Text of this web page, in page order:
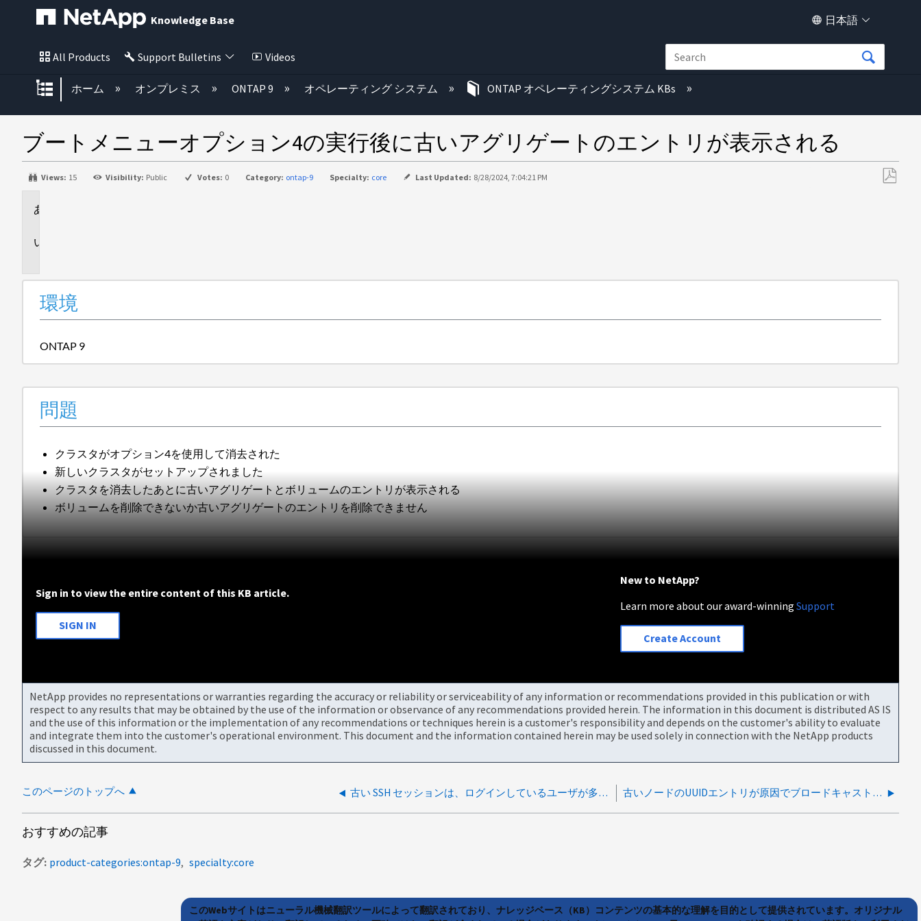
Knowledge Base 日本語
All Products Support Bulletins Videos
グローバル階層を展開/折りたたむ
ホーム オンプレミス ONTAP 9 オペレーティング システム ONTAP オペレーティングシステム KBs
ブートメニューオプション4の実行後に古いアグリゲートのエントリが表示される
Views: 15 Visibility: Public Votes: 0 Category: ontap-9 Specialty: core Last Updated: 8/28/2024, 7:04:21 PM
環境
ONTAP 9
問題
クラスタがオプション4を使用して消去された
新しいクラスタがセットアップされました
クラスタを消去したあとに古いアグリゲートとボリュームのエントリが表示される
ボリュームを削除できないか古いアグリゲートのエントリを削除できません
Sign in to view the entire content of this KB article.
SIGN IN
New to NetApp?
Learn more about our award-winningSupport
Create Account
NetApp provides no representations or warranties regarding the accuracy or reliability or serviceability of any information or recommendations provided in this publication or with
respect to any results that may be obtained by the use of the information or observance of any recommendations provided herein. The information in this document is distributed AS IS
and the use of this information or the implementation of any recommendations or techniques herein is a customer's responsibility and depends on the customer's ability to evaluate
and integrate them into the customer's operational environment. This document and the information contained herein may be used solely in connection with the NetApp products
discussed in this document.
このページのトップへ 古い SSH セッションは、ログインしているユーザが多すぎるというエラーにより、ノードシェルへのアクセスを阻止します 古いノードのUUIDエントリが原因でブロードキャスト ドメインのパーティション エラーを引き起こしている
おすすめの記事
タグ product-categories:ontap-9 specialty:core
このWebサイトはニューラル機械翻訳ツールによって翻訳されており、ナレッジベース（KB）コンテンツの基本的な理解を目的として提供されています。オリジナル